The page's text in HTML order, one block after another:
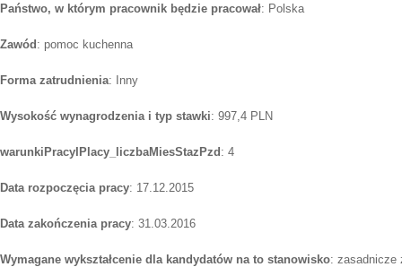
Państwo, w którym pracownik będzie pracował: Polska
Zawód: pomoc kuchenna
Forma zatrudnienia: Inny
Wysokość wynagrodzenia i typ stawki: 997,4 PLN
warunkiPracyIPlacy_liczbaMiesStazPzd: 4
Data rozpoczęcia pracy: 17.12.2015
Data zakończenia pracy: 31.03.2016
Wymagane wykształcenie dla kandydatów na to stanowisko: zasadnicze